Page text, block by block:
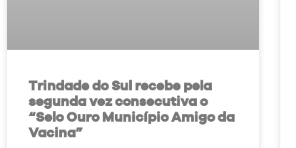
Trindade do Sul recebe pela
segunda vez consecutiva o
“Selo Ouro Município Amigo da
Vacina”